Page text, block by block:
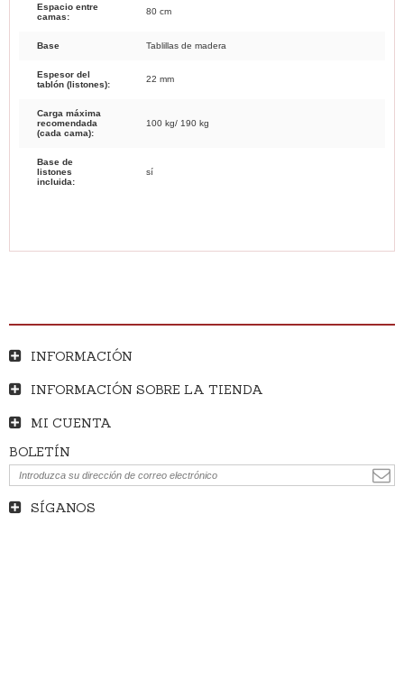
Espacio entre
camas:
80 cm
Base Tablillas de madera
Espesor del
tablón (listones):
22 mm
Carga máxima
recomendada
(cada cama):
100 kg/ 190 kg
Base de
listones
incluida:
sí
INFORMACIÓN
INFORMACIÓN SOBRE LA TIENDA
MI CUENTA
BOLETÍN
SÍGANOS